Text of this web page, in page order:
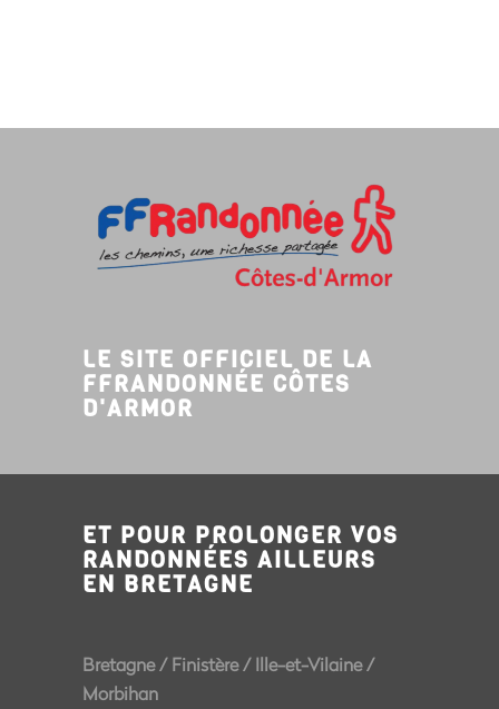
LE SITE OFFICIEL DE LA
FFRANDONNÉE CÔTES
D'ARMOR
ET POUR PROLONGER VOS
RANDONNÉES AILLEURS
EN BRETAGNE
Bretagne/Finistère/Ille-et-Vilaine/
Morbihan